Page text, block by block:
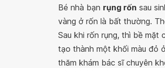
Bé nhà bạn rụng rốn sau
vàng ở rốn là bất thường.
Sau khi rốn rụng, thì bề
tạo thành một khối màu đỏ
thăm khám bác sĩ chuyên